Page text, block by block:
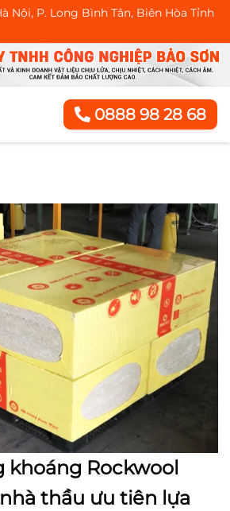
Nội, P. Long Bình Tân, Biên Hòa Tỉnh
0888 98 28 68
khoáng Rockwool
thầu ưu tiên lựa